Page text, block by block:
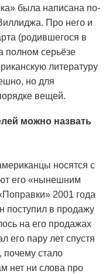
была написана по-
Про него и
(родившегося в
полном серьёзе
литературу
но для
вещей.
можно назвать
носятся с
его «нынешним
2001 года
поступил в продажу
на его продажах
его пару лет спустя
почему стало
нет ни слова про